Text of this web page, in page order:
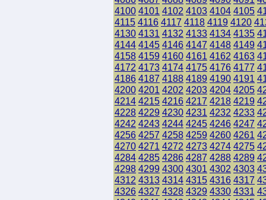
4100 4101 4102 4103 4104 4105
4115 4116 4117 4118 4119 4120
4130 4131 4132 4133 4134 4135
4144 4145 4146 4147 4148 4149
4158 4159 4160 4161 4162 4163
4172 4173 4174 4175 4176 4177
4186 4187 4188 4189 4190 4191
4200 4201 4202 4203 4204 4205
4214 4215 4216 4217 4218 4219
4228 4229 4230 4231 4232 4233
4242 4243 4244 4245 4246 4247
4256 4257 4258 4259 4260 4261
4270 4271 4272 4273 4274 4275
4284 4285 4286 4287 4288 4289
4298 4299 4300 4301 4302 4303
4312 4313 4314 4315 4316 4317
4326 4327 4328 4329 4330 4331